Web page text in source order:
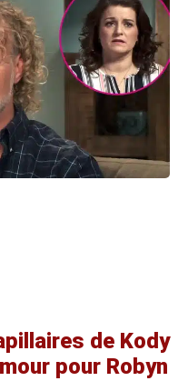
de Kody
pour Robyn